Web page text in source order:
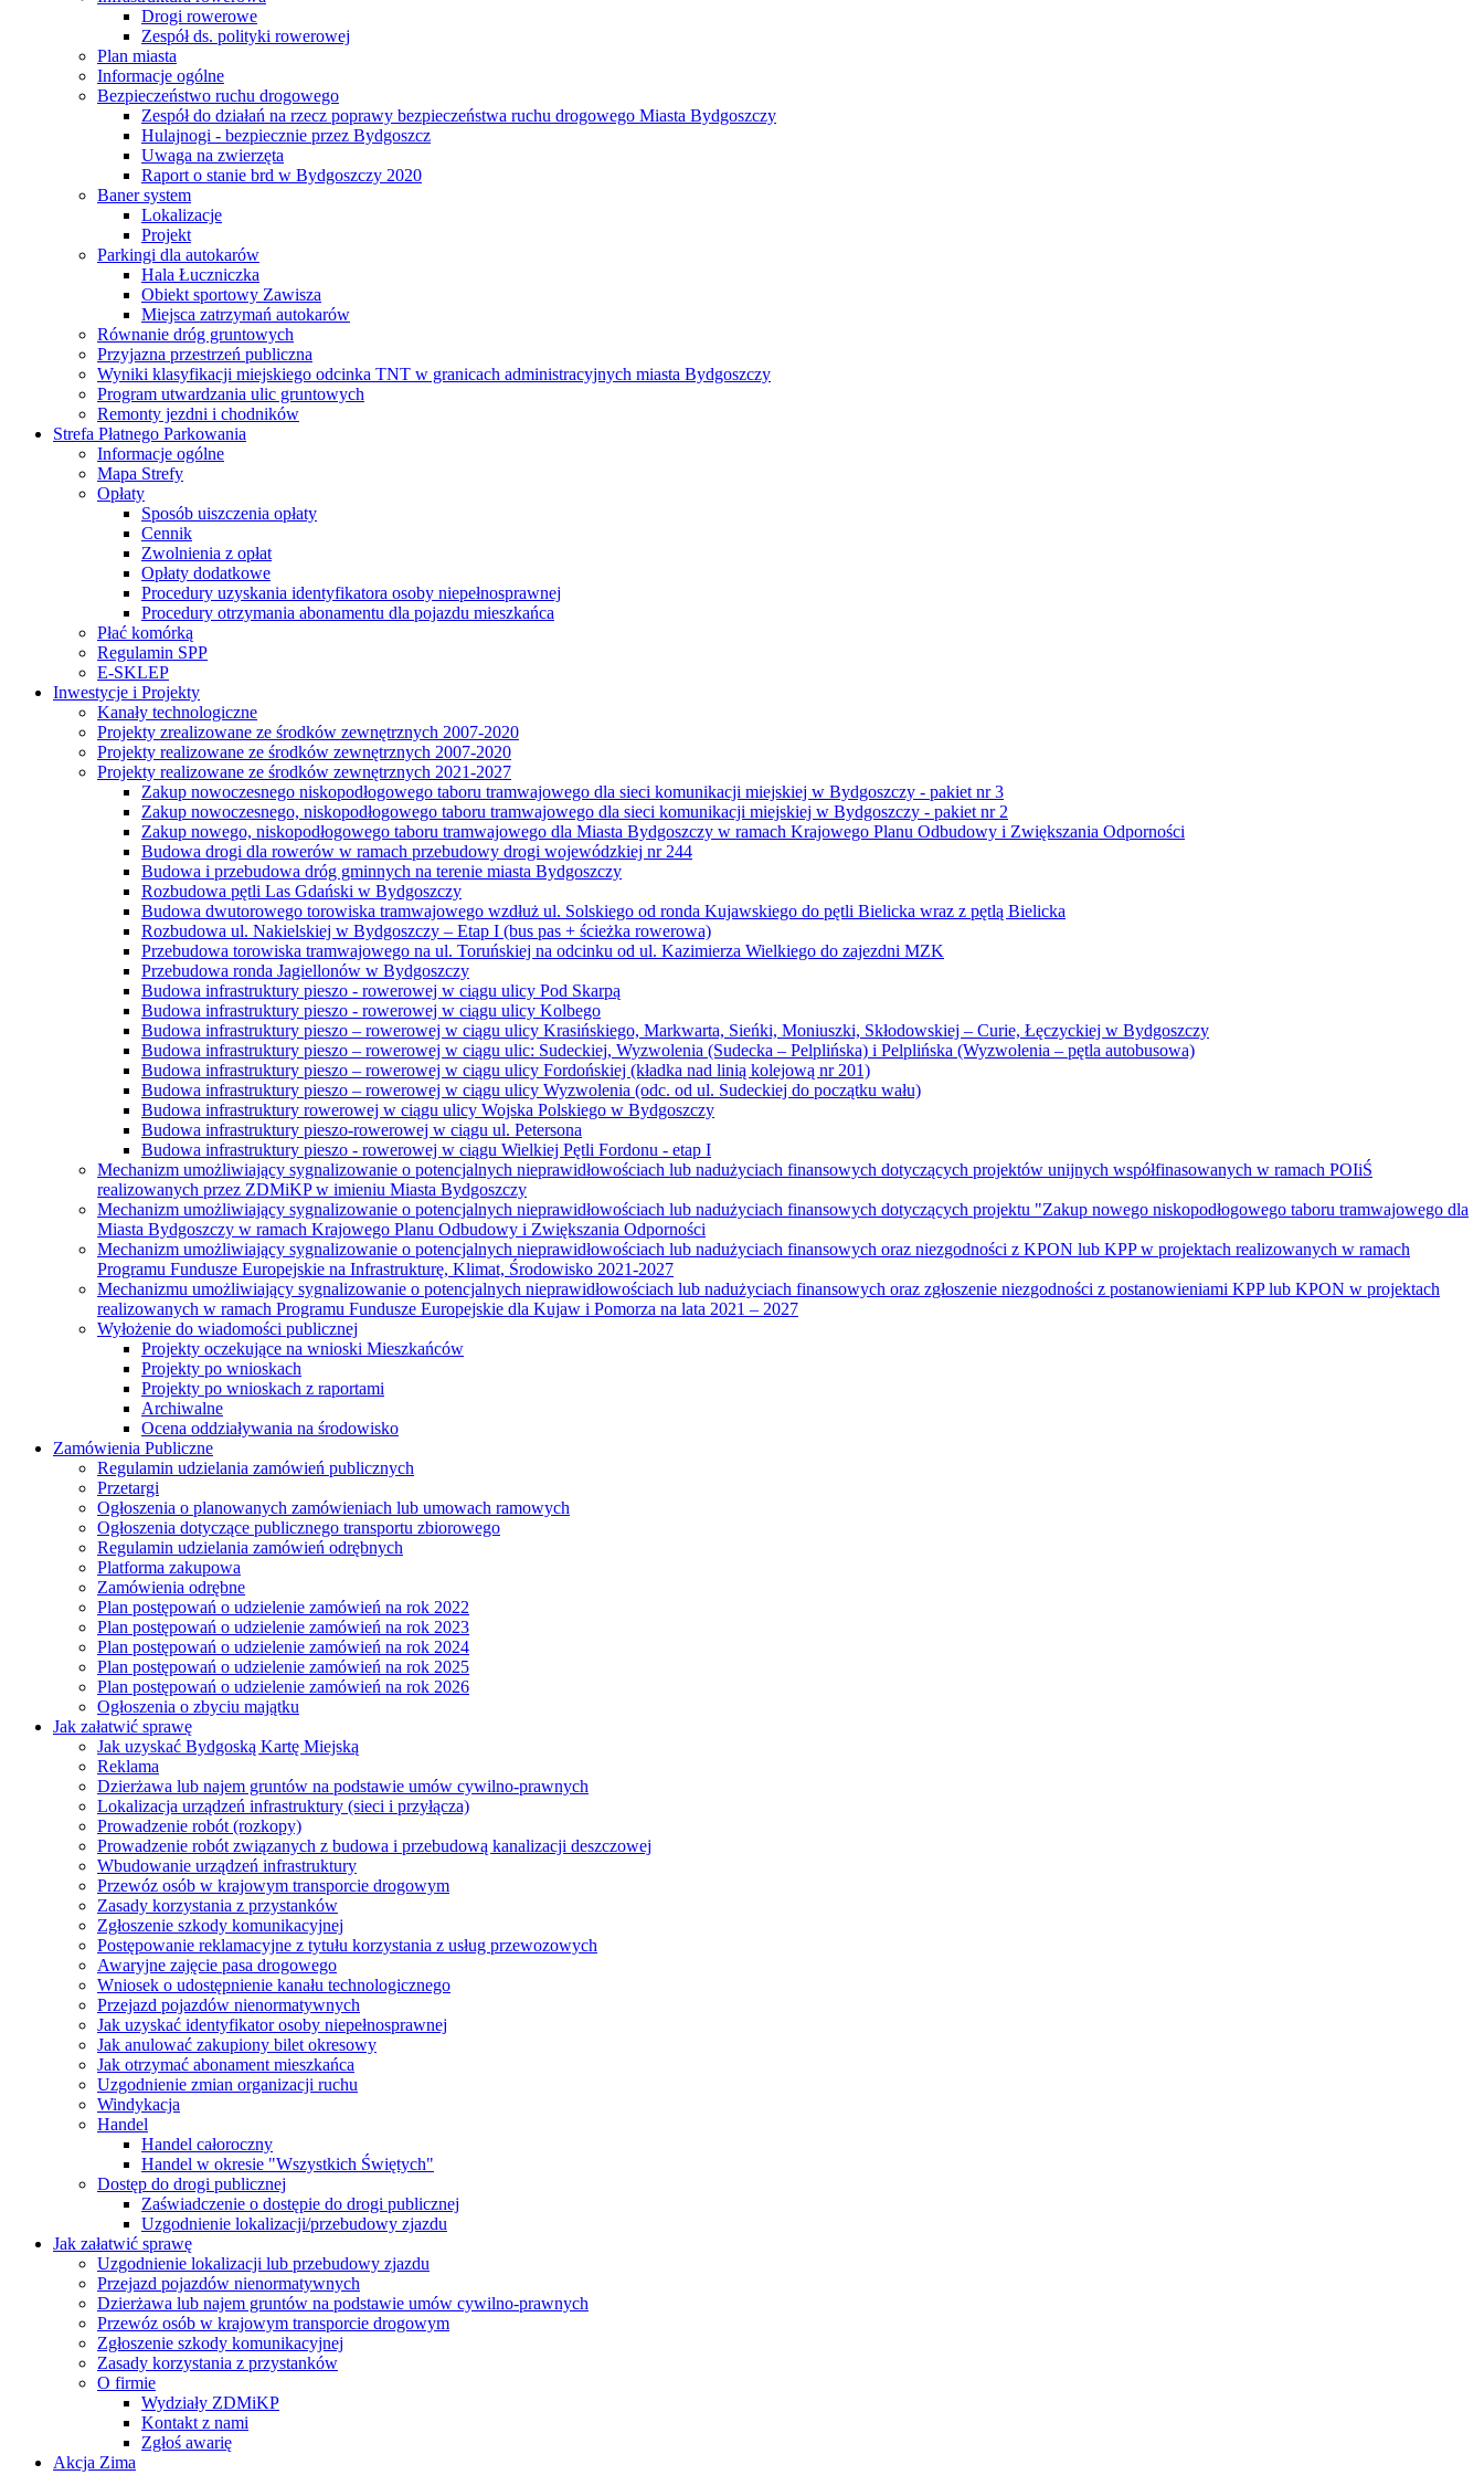
Drogi rowerowe
Zespół ds. polityki rowerowej
Plan miasta
Informacje ogólne
Bezpieczeństwo ruchu drogowego
Zespół do działań na rzecz poprawy bezpieczeństwa ruchu drogowego Miasta Bydgoszczy
Hulajnogi - bezpiecznie przez Bydgoszcz
Uwaga na zwierzęta
Raport o stanie brd w Bydgoszczy 2020
Baner system
Lokalizacje
Projekt
Parkingi dla autokarów
Hala Łuczniczka
Obiekt sportowy Zawisza
Miejsca zatrzymań autokarów
Równanie dróg gruntowych
Przyjazna przestrzeń publiczna
Wyniki klasyfikacji miejskiego odcinka TNT w granicach administracyjnych miasta Bydgoszczy
Program utwardzania ulic gruntowych
Remonty jezdni i chodników
Strefa Płatnego Parkowania
Informacje ogólne
Mapa Strefy
Opłaty
Sposób uiszczenia opłaty
Cennik
Zwolnienia z opłat
Opłaty dodatkowe
Procedury uzyskania identyfikatora osoby niepełnosprawnej
Procedury otrzymania abonamentu dla pojazdu mieszkańca
Płać komórką
Regulamin SPP
E-SKLEP
Inwestycje i Projekty
Kanały technologiczne
Projekty zrealizowane ze środków zewnętrznych 2007-2020
Projekty realizowane ze środków zewnętrznych 2007-2020
Projekty realizowane ze środków zewnętrznych 2021-2027
Zakup nowoczesnego niskopodłogowego taboru tramwajowego dla sieci komunikacji miejskiej w Bydgoszczy - pakiet nr 3
Zakup nowoczesnego, niskopodłogowego taboru tramwajowego dla sieci komunikacji miejskiej w Bydgoszczy - pakiet nr 2
Zakup nowego, niskopodłogowego taboru tramwajowego dla Miasta Bydgoszczy w ramach Krajowego Planu Odbudowy i Zwiększania Odporności
Budowa drogi dla rowerów w ramach przebudowy drogi wojewódzkiej nr 244
Budowa i przebudowa dróg gminnych na terenie miasta Bydgoszczy
Rozbudowa pętli Las Gdański w Bydgoszczy
Budowa dwutorowego torowiska tramwajowego wzdłuż ul. Solskiego od ronda Kujawskiego do pętli Bielicka wraz z pętlą Bielicka
Rozbudowa ul. Nakielskiej w Bydgoszczy – Etap I (bus pas + ścieżka rowerowa)
Przebudowa torowiska tramwajowego na ul. Toruńskiej na odcinku od ul. Kazimierza Wielkiego do zajezdni MZK
Przebudowa ronda Jagiellonów w Bydgoszczy
Budowa infrastruktury pieszo - rowerowej w ciągu ulicy Pod Skarpą
Budowa infrastruktury pieszo - rowerowej w ciągu ulicy Kolbego
Budowa infrastruktury pieszo – rowerowej w ciągu ulicy Krasińskiego, Markwarta, Sieńki, Moniuszki, Skłodowskiej – Curie, Łęczyckiej w Bydgoszczy
Budowa infrastruktury pieszo – rowerowej w ciągu ulic: Sudeckiej, Wyzwolenia (Sudecka – Pelplińska) i Pelplińska (Wyzwolenia – pętla autobusowa)
Budowa infrastruktury pieszo – rowerowej w ciągu ulicy Fordońskiej (kładka nad linią kolejową nr 201)
Budowa infrastruktury pieszo – rowerowej w ciągu ulicy Wyzwolenia (odc. od ul. Sudeckiej do początku wału)
Budowa infrastruktury rowerowej w ciągu ulicy Wojska Polskiego w Bydgoszczy
Budowa infrastruktury pieszo-rowerowej w ciągu ul. Petersona
Budowa infrastruktury pieszo - rowerowej w ciągu Wielkiej Pętli Fordonu - etap I
Mechanizm umożliwiający sygnalizowanie o potencjalnych nieprawidłowościach lub nadużyciach finansowych dotyczących projektów unijnych współfinasowanych w ramach POIiŚ
realizowanych przez ZDMiKP w imieniu Miasta Bydgoszczy
Mechanizm umożliwiający sygnalizowanie o potencjalnych nieprawidłowościach lub nadużyciach finansowych dotyczących projektu "Zakup nowego niskopodłogowego taboru tramwajowego dla
Miasta Bydgoszczy w ramach Krajowego Planu Odbudowy i Zwiększania Odporności
Mechanizm umożliwiający sygnalizowanie o potencjalnych nieprawidłowościach lub nadużyciach finansowych oraz niezgodności z KPON lub KPP w projektach realizowanych w ramach
Programu Fundusze Europejskie na Infrastrukturę, Klimat, Środowisko 2021-2027
Mechanizmu umożliwiający sygnalizowanie o potencjalnych nieprawidłowościach lub nadużyciach finansowych oraz zgłoszenie niezgodności z postanowieniami KPP lub KPON w projektach
realizowanych w ramach Programu Fundusze Europejskie dla Kujaw i Pomorza na lata 2021 – 2027
Wyłożenie do wiadomości publicznej
Projekty oczekujące na wnioski Mieszkańców
Projekty po wnioskach
Projekty po wnioskach z raportami
Archiwalne
Ocena oddziaływania na środowisko
Zamówienia Publiczne
Regulamin udzielania zamówień publicznych
Przetargi
Ogłoszenia o planowanych zamówieniach lub umowach ramowych
Ogłoszenia dotyczące publicznego transportu zbiorowego
Regulamin udzielania zamówień odrębnych
Platforma zakupowa
Zamówienia odrębne
Plan postępowań o udzielenie zamówień na rok 2022
Plan postępowań o udzielenie zamówień na rok 2023
Plan postępowań o udzielenie zamówień na rok 2024
Plan postępowań o udzielenie zamówień na rok 2025
Plan postępowań o udzielenie zamówień na rok 2026
Ogłoszenia o zbyciu majątku
Jak załatwić sprawę
Jak uzyskać Bydgoską Kartę Miejską
Reklama
Dzierżawa lub najem gruntów na podstawie umów cywilno-prawnych
Lokalizacja urządzeń infrastruktury (sieci i przyłącza)
Prowadzenie robót (rozkopy)
Prowadzenie robót związanych z budowa i przebudową kanalizacji deszczowej
Wbudowanie urządzeń infrastruktury
Przewóz osób w krajowym transporcie drogowym
Zasady korzystania z przystanków
Zgłoszenie szkody komunikacyjnej
Postępowanie reklamacyjne z tytułu korzystania z usług przewozowych
Awaryjne zajęcie pasa drogowego
Wniosek o udostępnienie kanału technologicznego
Przejazd pojazdów nienormatywnych
Jak uzyskać identyfikator osoby niepełnosprawnej
Jak anulować zakupiony bilet okresowy
Jak otrzymać abonament mieszkańca
Uzgodnienie zmian organizacji ruchu
Windykacja
Handel
Handel całoroczny
Handel w okresie "Wszystkich Świętych"
Dostęp do drogi publicznej
Zaświadczenie o dostępie do drogi publicznej
Uzgodnienie lokalizacji/przebudowy zjazdu
Jak załatwić sprawę
Uzgodnienie lokalizacji lub przebudowy zjazdu
Przejazd pojazdów nienormatywnych
Dzierżawa lub najem gruntów na podstawie umów cywilno-prawnych
Przewóz osób w krajowym transporcie drogowym
Zgłoszenie szkody komunikacyjnej
Zasady korzystania z przystanków
O firmie
Wydziały ZDMiKP
Kontakt z nami
Zgłoś awarię
Akcja Zima